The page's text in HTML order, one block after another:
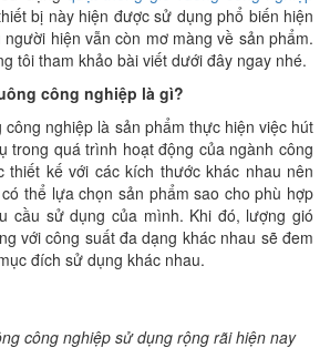
bị này hiện được sử dụng phổ biến hiện
người hiện vẫn còn mơ màng về sản phẩm.
tôi tham khảo bài viết dưới đây ngay nhé.
công nghiệp là gì?
nghiệp là sản phẩm thực hiện việc hút
trong quá trình hoạt động của ngành công
thiết kế với các kích thước khác nhau nên
thể lựa chọn sản phẩm sao cho phù hợp
cầu sử dụng của mình. Khi đó, lượng gió
với công suất đa dạng khác nhau sẽ đem
đích sử dụng khác nhau.
công nghiệp sử dụng rộng rãi hiện nay